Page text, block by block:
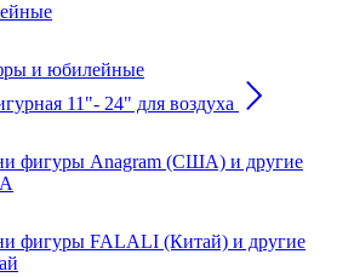
и юбилейные
11"- 24" для воздуха
фигуры Anagram (США) и другие
фигуры FALALI (Китай) и другие